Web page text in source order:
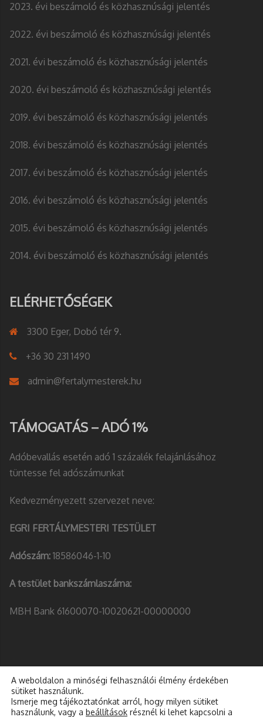
2023. évi beszámoló és közhasznúsági jelentés
2022. évi beszámoló és közhasznúsági jelentés
2021. évi beszámoló és közhasznúsági jelentés
2020. évi beszámoló és közhasznúsági jelentés
2019. évi beszámoló és közhasznúsági jelentés
2018. évi beszámoló és közhasznúsági jelentés
2017. évi beszámoló és közhasznúsági jelentés
2016. évi beszámoló és közhasznúsági jelentés
2015. évi beszámoló és közhasznúsági jelentés
2014. évi beszámoló és közhasznúsági jelentés
ELÉRHETŐSÉGEK
3300 Eger, Dobó tér 9.
+36 30 231 1490
admin@fertalymesterek.hu
TÁMOGATÁS – ADÓ 1%
Adóbevallás esetén adó 1 százalék felajánlásához
tüntesse fel adószámunkat
Kedvezményezett szervezet neve:
EGRI FERTÁLYMESTERI TESTÜLET
Adószám: 18586046-1-10
A testület bankszámlaszáma:
MBH Bank 61600070-10020621-00000000
A weboldalon a minőségi felhasználói élmény érdekében
sütiket használunk.
Ismerje meg tájékoztatónkat arról, hogy milyen sütiket
használunk, vagy a beállítások résznél ki lehet kapcsolni a